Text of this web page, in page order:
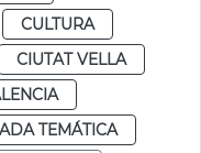
CULTURA
CIUTAT VELLA
TEMÁTICA